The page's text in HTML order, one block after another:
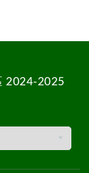
2024-2025